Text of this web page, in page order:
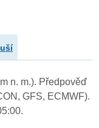
n. m.). Předpověď
GFS, ECMWF).